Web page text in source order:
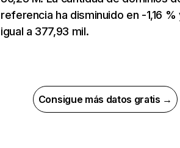
referencia ha disminuido en -1,16 %
igual a 377,93 mil.
Consigue más datos gratis →